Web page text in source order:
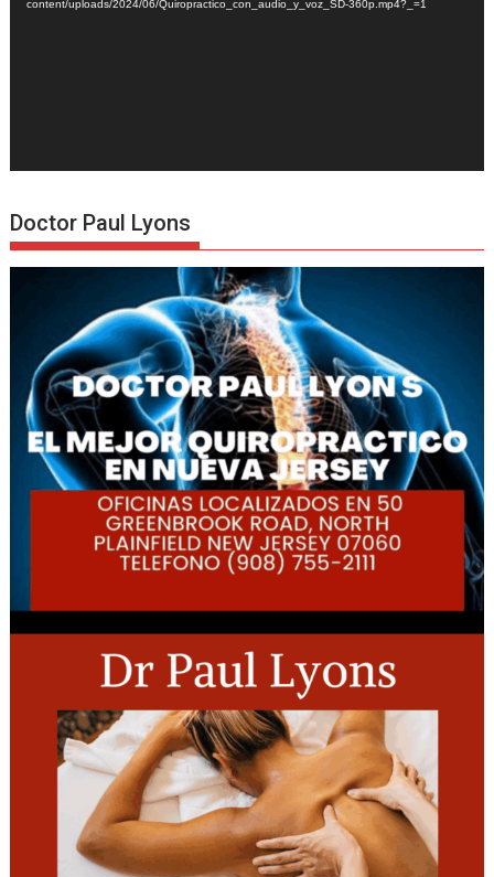
content/uploads/2024/06/Quiropractico_con_audio_y_voz_SD-360p.mp4?_=1
Doctor Paul Lyons